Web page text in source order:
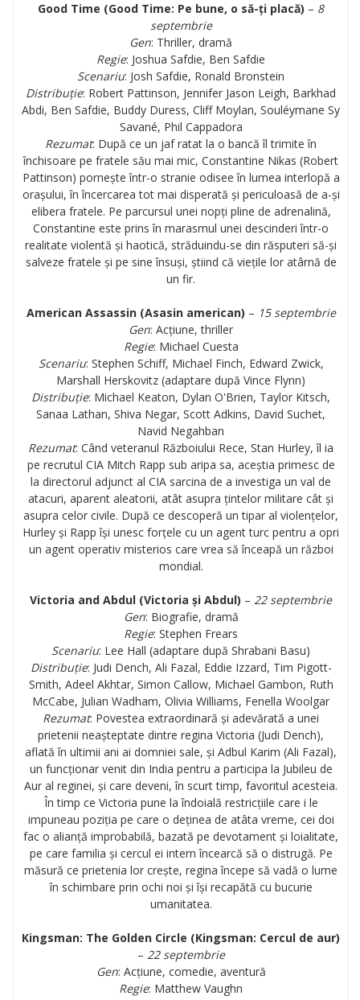
Good Time (Good Time: Pe bune, o să-ţi placă) – 8
septembrie
Gen: Thriller, dramă
Regie: Joshua Safdie, Ben Safdie
Scenariu: Josh Safdie, Ronald Bronstein
Distribuție: Robert Pattinson, Jennifer Jason Leigh, Barkhad
Abdi, Ben Safdie, Buddy Duress, Cliff Moylan, Souléymane Sy
Savané, Phil Cappadora
Rezumat: După ce un jaf ratat la o bancă îl trimite în
închisoare pe fratele său mai mic, Constantine Nikas (Robert
Pattinson) pornește într-o stranie odisee în lumea interlopă a
orașului, în încercarea tot mai disperată și periculoasă de a-și
elibera fratele. Pe parcursul unei nopți pline de adrenalină,
Constantine este prins în marasmul unei descinderi într-o
realitate violentă și haotică, străduindu-se din răsputeri să-și
salveze fratele și pe sine însuși, știind că viețile lor atârnă de
un fir.
American Assassin (Asasin american) – 15 septembrie
Gen: Acțiune, thriller
Regie: Michael Cuesta
Scenariu: Stephen Schiff, Michael Finch, Edward Zwick,
Marshall Herskovitz (adaptare după Vince Flynn)
Distribuție: Michael Keaton, Dylan O'Brien, Taylor Kitsch,
Sanaa Lathan, Shiva Negar, Scott Adkins, David Suchet,
Navid Negahban
Rezumat: Când veteranul Războiului Rece, Stan Hurley, îl ia
pe recrutul CIA Mitch Rapp sub aripa sa, aceștia primesc de
la directorul adjunct al CIA sarcina de a investiga un val de
atacuri, aparent aleatorii, atât asupra țintelor militare cât și
asupra celor civile. După ce descoperă un tipar al violențelor,
Hurley și Rapp își unesc forțele cu un agent turc pentru a opri
un agent operativ misterios care vrea să înceapă un război
mondial.
Victoria and Abdul (Victoria și Abdul) –22 septembrie
Gen: Biografie, dramă
Regie: Stephen Frears
Scenariu: Lee Hall (adaptare după Shrabani Basu)
Distribuție: Judi Dench, Ali Fazal, Eddie Izzard, Tim Pigott-
Smith, Adeel Akhtar, Simon Callow, Michael Gambon, Ruth
McCabe, Julian Wadham, Olivia Williams, Fenella Woolgar
Rezumat: Povestea extraordinară și adevărată a unei
prietenii neașteptate dintre regina Victoria (Judi Dench),
aflată în ultimii ani ai domniei sale, și Adbul Karim (Ali Fazal),
un funcționar venit din India pentru a participa la Jubileu de
Aur al reginei, și care deveni, în scurt timp, favoritul acesteia.
În timp ce Victoria pune la îndoială restricțiile care i le
impuneau poziția pe care o deținea de atâta vreme, cei doi
fac o alianță improbabilă, bazată pe devotament și loialitate,
pe care familia și cercul ei intern încearcă să o distrugă. Pe
măsură ce prietenia lor crește, regina începe să vadă o lume
în schimbare prin ochi noi și își recapătă cu bucurie
umanitatea.
Kingsman: The Golden Circle (Kingsman: Cercul de aur)
– 22 septembrie
Gen: Acțiune, comedie, aventură
Regie: Matthew Vaughn